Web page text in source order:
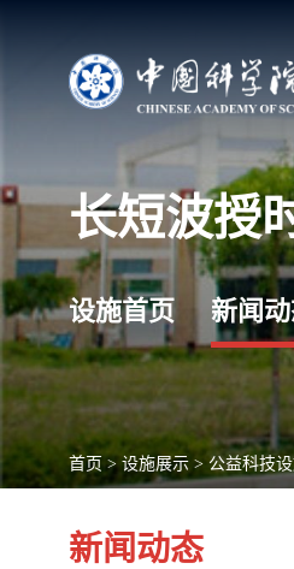
长短波授
设施首页 新闻
首页 > 设施展示 > 公益科技
新闻动态